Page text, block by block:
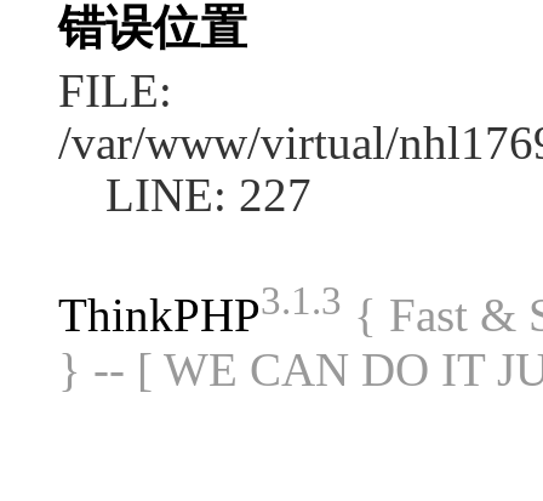
错误位置
FILE:
/var/www/virtual/
LINE: 227
ThinkPHP3.1.3 { Fast &
} -- [ WE CAN DO IT